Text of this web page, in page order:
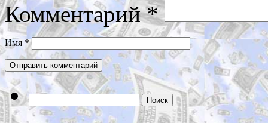
Комментарий*
Имя *
Найти: